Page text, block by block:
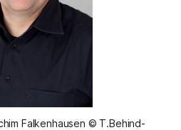
Falkenhausen © T.Behind-